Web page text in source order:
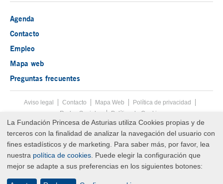
Agenda
Contacto
Empleo
Mapa web
Preguntas frecuentes
Menú pie
Aviso legal Tecla de acceso 8
Contacto Mapa Web
Política de privacidad
Redes Sociales
Política de Cookies
Fin menú pie
© Copyright Fri Aug 07 08:12:14 UTC 2026 Fundación Princesa de
Asturias
La Fundación Princesa de Asturias utiliza Cookies propias y de
terceros con la finalidad de analizar la navegación del usuario con
fines estadísticos y de marketing. Para saber más, por favor, lea
nuestra política de cookies . Puede elegir la configuración que
mejor se adapte a sus preferencias en los siguientes botones: